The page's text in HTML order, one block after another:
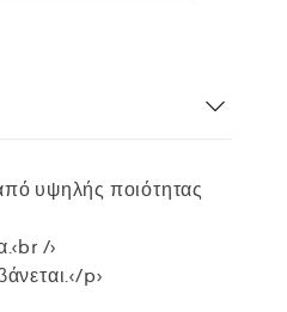
υψηλής ποιότητας
/>
p>